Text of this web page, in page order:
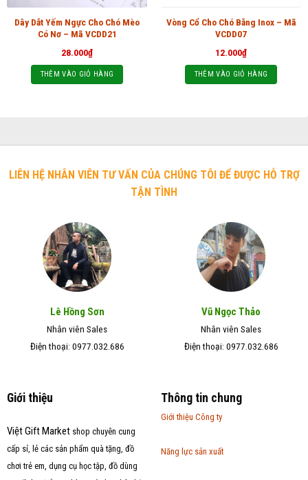
Dây Dắt Yếm Ngực Cho Chó Mèo
Có Nơ – Mã VCDD21
28.000₫
THÊM VÀO GIỎ HÀNG
Vòng Cổ Cho Chó Bằng Inox – Mã
VCDD07
12.000₫
THÊM VÀO GIỎ HÀNG
LIÊN HỆ NHÂN VIÊN TƯ VẤN CỦA CHÚNG TÔI ĐỂ ĐƯỢC HỖ TRỢ
TẬN TÌNH
Lê Hồng Sơn
Nhân viên Sales
Điện thoại: 0977.032.686
Vũ Ngọc Thảo
Nhân viên Sales
Điện thoại: 0977.032.686
Giới thiệu
Việt Gift Marketshop chuyên cung
cấp sỉ, lẻ các sản phẩm quà tặng, đồ
chơi trẻ em, dụng cụ học tập, đồ dùng
Thông tin chung
Giới thiệu Công ty
Năng lực sản xuất